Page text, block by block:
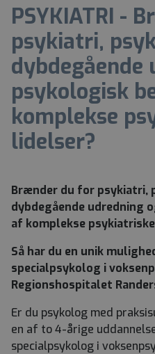
PSYKIATRI -
psykiatri,
dybdegående
psykologisk
komplekse
lidelser?
Brænder du for psykiatri,
dybdegående udredning
af komplekse
Så har du en unik
specialpsykolog i
Regionshospitalet
Er du psykolog med
en af to 4-årige
specialpsykolog i